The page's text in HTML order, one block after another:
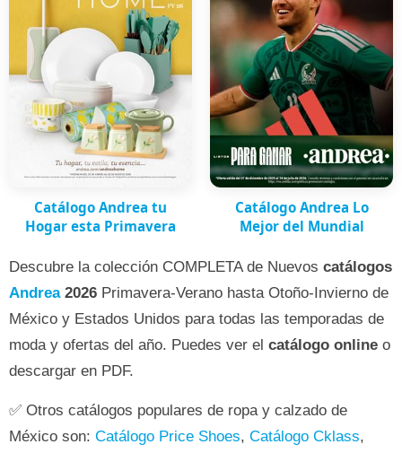
Catálogo Andrea tu
Hogar esta Primavera
Catálogo Andrea Lo
Mejor del Mundial
Descubre la colección COMPLETA de Nuevos catálogos
Andrea2026 Primavera-Verano hasta Otoño-Invierno de
México y Estados Unidos para todas las temporadas de
moda y ofertas del año. Puedes ver el catálogo online o
descargar en PDF.
✅ Otros catálogos populares de ropa y calzado de
México son: Catálogo Price Shoes, Catálogo Cklass,